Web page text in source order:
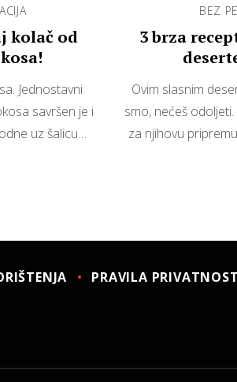
kolač od
Jednostavni
savršen je i
uz šalicu…
BEZ
3 brza
Ovim slasnim
smo, nećeš
za njihovu
PRAVILA